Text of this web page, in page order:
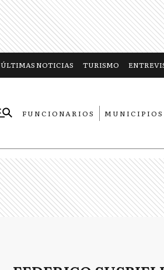
ÚLTIMAS NOTICIAS TURISMO
FUNCIONARIOS
MUNICIPIOS